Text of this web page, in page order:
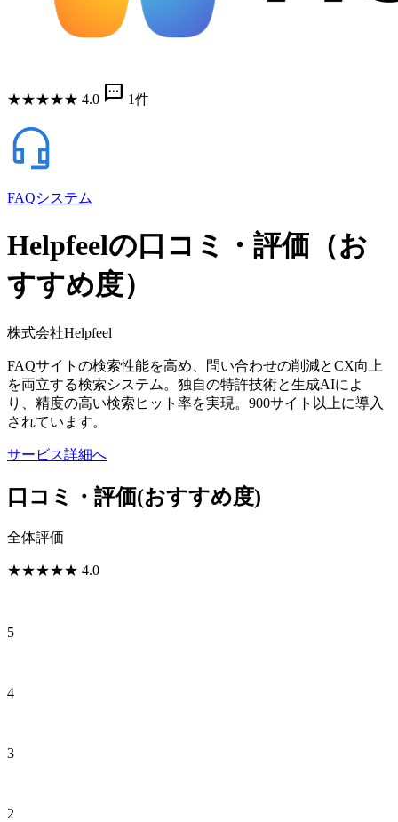
★★★★★ 4.0 sms 1件
FAQシステム
Helpfeelの口コミ・評価（お
すすめ度）
株式会社Helpfeel
FAQサイトの検索性能を高め、問い合わせの削減とCX向上
を両立する検索システム。独自の特許技術と生成AIによ
り、精度の高い検索ヒット率を実現。900サイト以上に導入
されています。
サービス詳細へ
口コミ・評価(おすすめ度)
全体評価
★★★★★ 4.0
5
4
3
2